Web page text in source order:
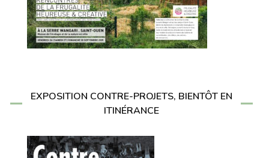
EXPOSITION CONTRE-PROJETS, BIENTÔT EN
ITINÉRANCE